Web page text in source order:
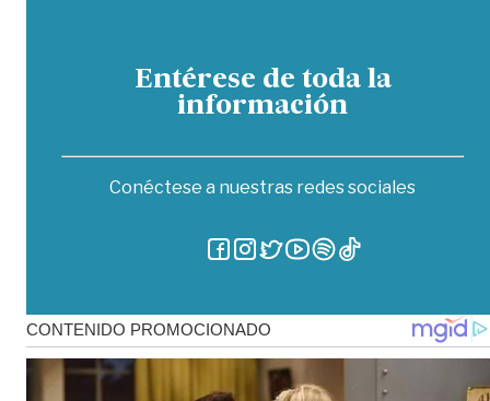
Entérese de toda la
información
Conéctese a nuestras redes sociales